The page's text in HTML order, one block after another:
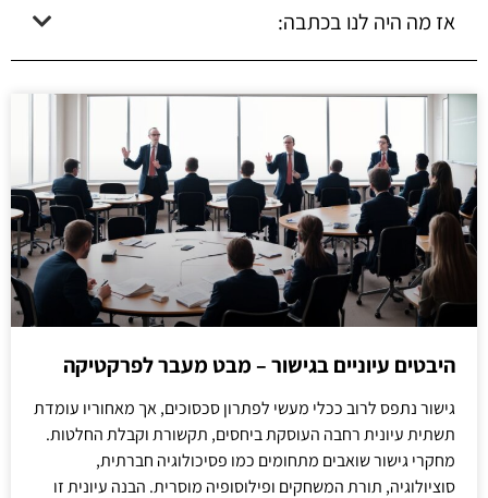
אז מה היה לנו בכתבה:
היבטים עיוניים בגישור – מבט מעבר לפרקטיקה
גישור נתפס לרוב ככלי מעשי לפתרון סכסוכים, אך מאחוריו עומדת
תשתית עיונית רחבה העוסקת ביחסים, תקשורת וקבלת החלטות.
מחקרי גישור שואבים מתחומים כמו פסיכולוגיה חברתית,
סוציולוגיה, תורת המשחקים ופילוסופיה מוסרית. הבנה עיונית זו